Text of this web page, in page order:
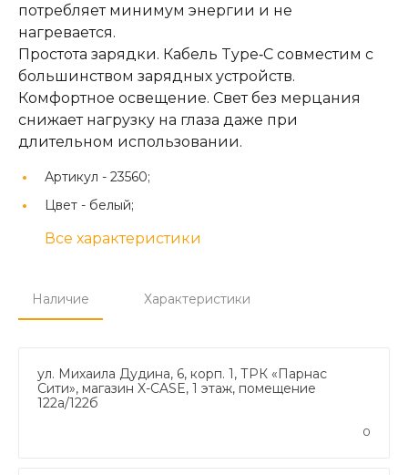
потребляет минимум энергии и не
нагревается.
Простота зарядки. Кабель Type‑C совместим с
большинством зарядных устройств.
Комфортное освещение. Свет без мерцания
снижает нагрузку на глаза даже при
длительном использовании.
Артикул - 23560;
Цвет - белый;
Все характеристики
Наличие Характеристики
ул. Михаила Дудина, 6, корп. 1, ТРК «Парнас
Сити», магазин X-CASE, 1 этаж, помещение
122а/122б
0